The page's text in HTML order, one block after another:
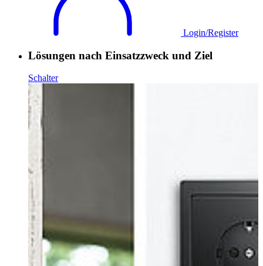
Login/Register
Lösungen nach Einsatzzweck und Ziel
Schalter